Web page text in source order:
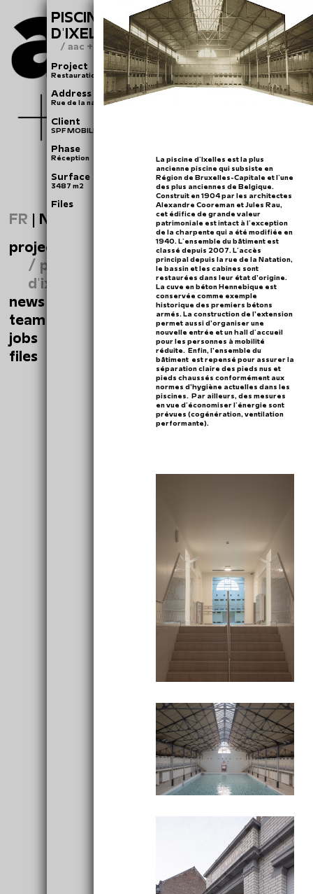
FR | NL
projects
/ piscine communale
d'ixelles
news
team
jobs
files
PISCINE COMMUNALE
D'IXELLES
/ aac + heritage
Project
Restauration de la piscine communale d'Ixelles
Address
Rue de la natation 10 - 1050 Bruxelles
Client
SPF MOBILITÉ & TRANSPORT BELIRIS
Phase
Réception
Surface
3487 m2
Files
La piscine d'Ixelles est la plus
ancienne piscine qui subsiste en
Région de Bruxelles-Capitale et l'une
des plus anciennes de Belgique.
Construit en 1904 par les architectes
Alexandre Cooreman et Jules Rau,
cet édifice de grande valeur
patrimoniale est intact à l'exception
de la charpente qui a été modifiée en
1940. L'ensemble du bâtiment est
classé depuis 2007. L'accès
principal depuis la rue de la Natation,
le bassin et les cabines sont
restaurées dans leur état d’origine.
La cuve en béton Hennebique est
conservée comme exemple
historique des premiers bétons
armés. La construction de l’extension
permet aussi d’organiser une
nouvelle entrée et un hall d'accueil
pour les personnes à mobilité
réduite. Enfin, l’ensemble du
bâtiment est repensé pour assurer la
séparation claire des pieds nus et
pieds chaussés conformément aux
normes d’hygiène actuelles dans les
piscines. Par ailleurs, des mesures
en vue d'économiser l'énergie sont
prévues (cogénération, ventilation
performante).